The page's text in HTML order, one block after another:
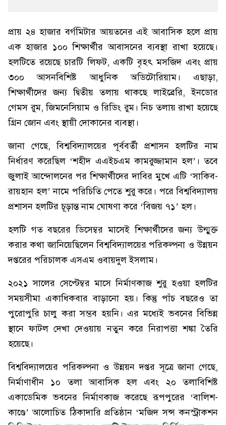
প্রায় ২৪ হাজার বর্গমিটার আয়তনের এই আবাসিক হলে প্রায়
এক হাজার ১০০ শিক্ষার্থীর আবাসনের ব্যবস্থা রাখা হয়েছে।
হলটিতে রয়েছে চারটি লিফট, একটি বৃহৎ মসজিদ এবং প্রায়
৩০০ আসনবিশিষ্ট আধুনিক অডিটোরিয়াম। এছাড়া,
শিক্ষার্থীদের জন্য দ্বিতীয় তলায় থাকছে লাইব্রেরি, ইনডোর
গেমস রুম, জিমনেসিয়াম ও রিডিং রুম। নিচ তলায় রাখা হয়েছে
গ্রিন জোন এবং স্থায়ী দোকানের ব্যবস্থা।
জানা গেছে, বিশ্ববিদ্যালয়ের পূর্ববর্তী প্রশাসন হলটির নাম
নির্ধারণ করেছিল ‘শহীদ এএইচএম কামরুজ্জামান হল’। তবে
জুলাই আন্দোলনের পর শিক্ষার্থীদের দাবির মুখে এটি ‘সাকিব-
রায়হান হল’ নামে পরিচিতি পেতে শুরু করে। পরে বিশ্ববিদ্যালয়
প্রশাসন হলটির চূড়ান্ত নাম ঘোষণা করে ‘বিজয় ৭১’ হল।
হলটি গত বছরের ডিসেম্বর মাসেই শিক্ষার্থীদের জন্য উন্মুক্ত
করার কথা জানিয়েছিলেন বিশ্ববিদ্যালয়ের পরিকল্পনা ও উন্নয়ন
দপ্তরের পরিচালক এসএম ওবায়দুল ইসলাম।
২০২১ সালের সেপ্টেম্বর মাসে নির্মাণকাজ শুরু হওয়া হলটির
সময়সীমা একাধিকবার বাড়ানো হয়। কিন্তু পাঁচ বছরেও তা
পুরোপুরি চালু করা সম্ভব হয়নি। এর মধ্যেই ভবনের বিভিন্ন
স্থানে ফাটল দেখা দেওয়ায় নতুন করে নিরাপত্তা শঙ্কা তৈরি
হয়েছে।
বিশ্ববিদ্যালয়ের পরিকল্পনা ও উন্নয়ন দপ্তর সূত্রে জানা গেছে,
নির্মাণাধীন ১০ তলা আবাসিক হল এবং ২০ তলাবিশিষ্ট
একাডেমিক ভবনের নির্মাণকাজ করেছে রূপপুরের ‘বালিশ-
কাণ্ডে’ আলোচিত ঠিকাদারি প্রতিষ্ঠান ‘মজিদ সন্স কনস্ট্রাকশন